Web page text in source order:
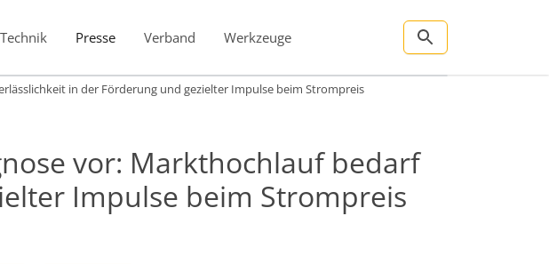
Presse Verband Werkzeuge
in der Förderung und gezielter Impulse beim Strompreis
vor: Markthochlauf bedarf
Impulse beim Strompreis